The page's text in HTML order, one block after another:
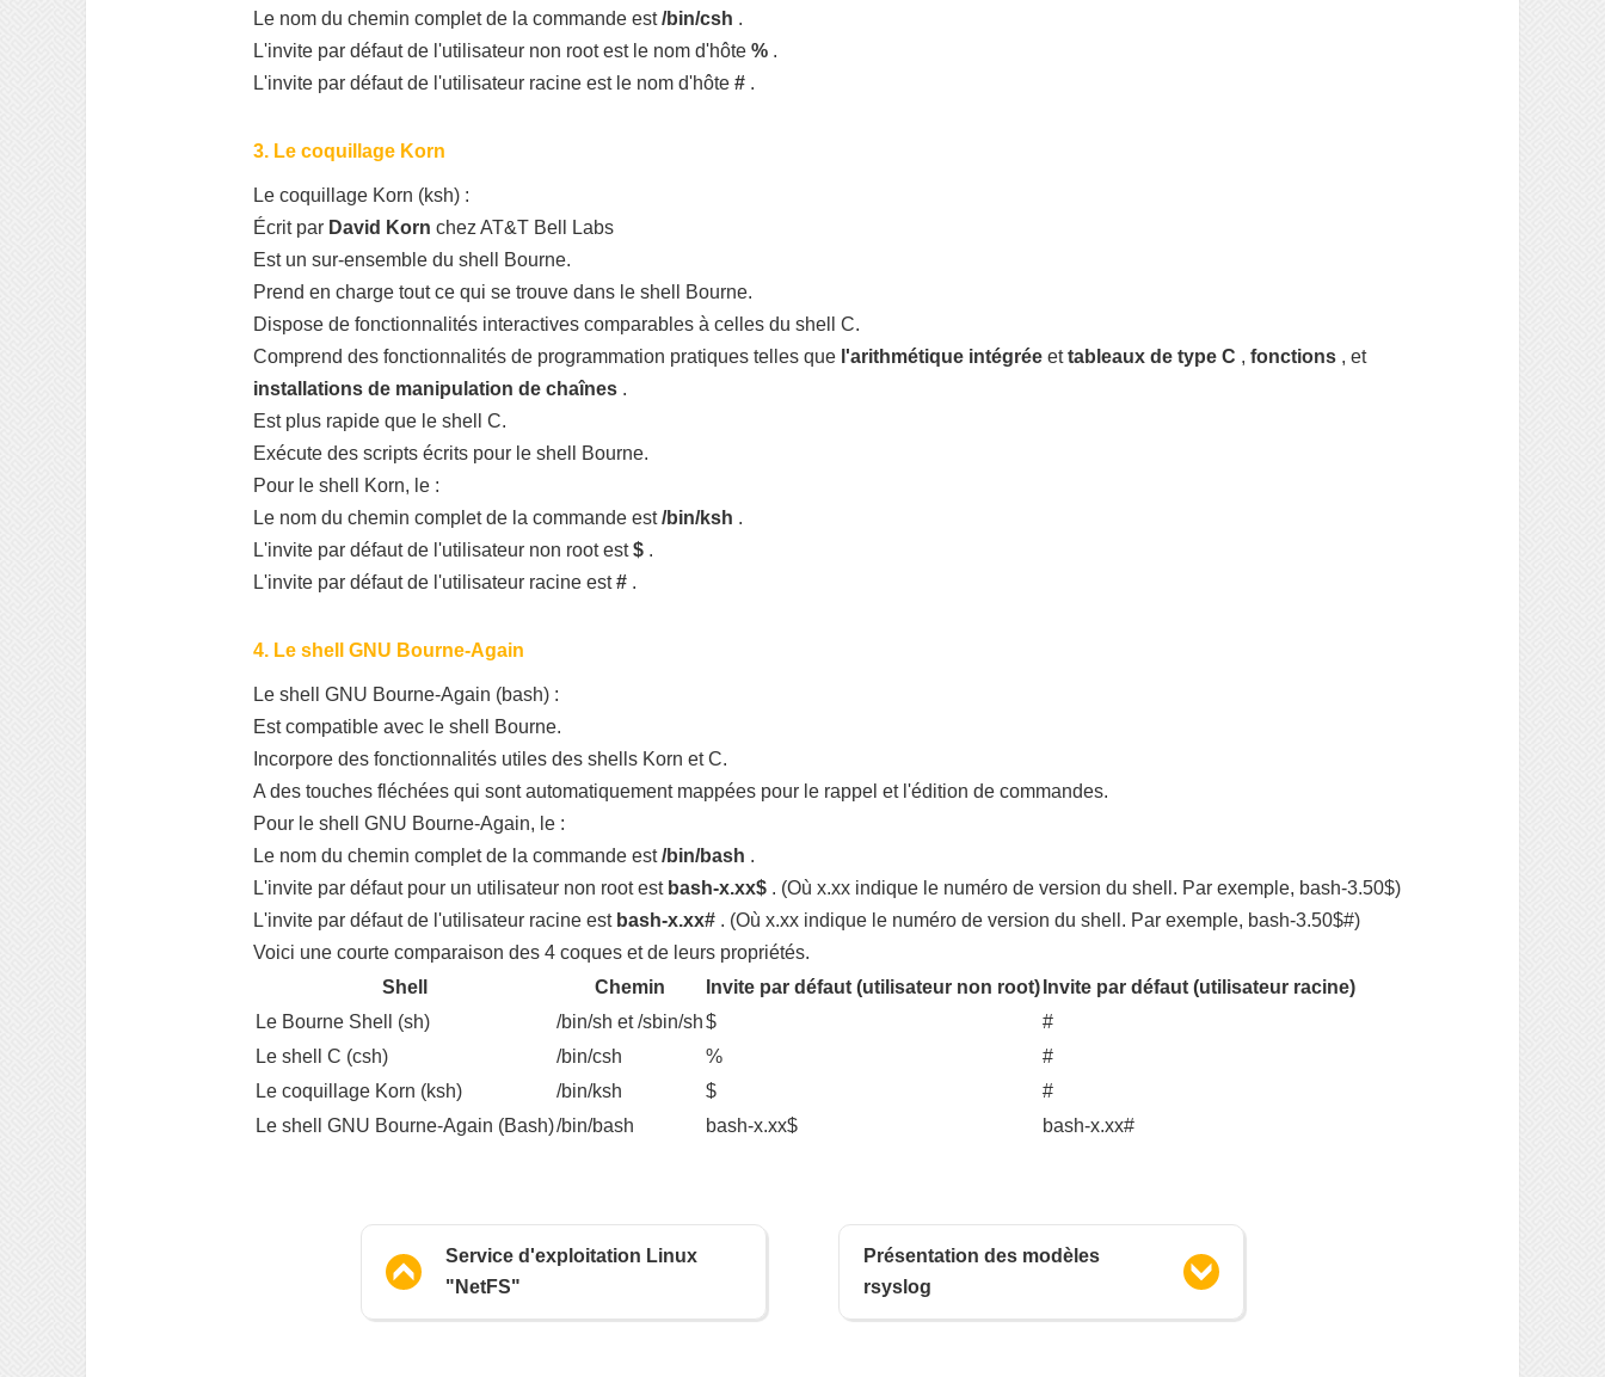
Le nom du chemin complet de la commande est/bin/csh .
L'invite par défaut de l'utilisateur non root est le nom d'hôte % .
L'invite par défaut de l'utilisateur racine est le nom d'hôte # .
3. Le coquillage Korn
Le coquillage Korn (ksh) :
Écrit par David Korn chez AT&T Bell Labs
Est un sur-ensemble du shell Bourne.
Prend en charge tout ce qui se trouve dans le shell Bourne.
Dispose de fonctionnalités interactives comparables à celles du shell C.
Comprend des fonctionnalités de programmation pratiques telles que l'arithmétique intégrée ettableaux de type C , fonctions , et
installations de manipulation de chaînes .
Est plus rapide que le shell C.
Exécute des scripts écrits pour le shell Bourne.
Pour le shell Korn, le :
Le nom du chemin complet de la commande est/bin/ksh .
L'invite par défaut de l'utilisateur non root est$ .
L'invite par défaut de l'utilisateur racine est# .
4. Le shell GNU Bourne-Again
Le shell GNU Bourne-Again (bash) :
Est compatible avec le shell Bourne.
Incorpore des fonctionnalités utiles des shells Korn et C.
A des touches fléchées qui sont automatiquement mappées pour le rappel et l'édition de commandes.
Pour le shell GNU Bourne-Again, le :
Le nom du chemin complet de la commande est/bin/bash .
L'invite par défaut pour un utilisateur non root est bash-x.xx$ . (Où x.xx indique le numéro de version du shell. Par exemple, bash-3.50$)
L'invite par défaut de l'utilisateur racine est bash-x.xx# . (Où x.xx indique le numéro de version du shell. Par exemple, bash-3.50$#)
Voici une courte comparaison des 4 coques et de leurs propriétés.
Shell
Chemin Invite par défaut (utilisateur non root) Invite par défaut (utilisateur racine)
Le Bourne Shell (sh)
/bin/sh et /sbin/sh$
#
Le shell C (csh)
/bin/csh %
#
Le coquillage Korn (ksh)
/bin/ksh $
#
Le shell GNU Bourne-Again (Bash)/bin/bash bash-x.xx$ bash-x.xx#
Service d'exploitation Linux
"NetFS"
Présentation des modèles
rsyslog